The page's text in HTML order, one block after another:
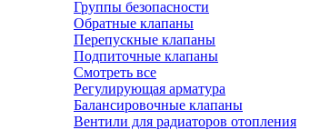
Группы безопасности
Обратные клапаны
Перепускные клапаны
Подпиточные клапаны
Смотреть все
Регулирующая арматура
Балансировочные клапаны
Вентили для радиаторов отопления